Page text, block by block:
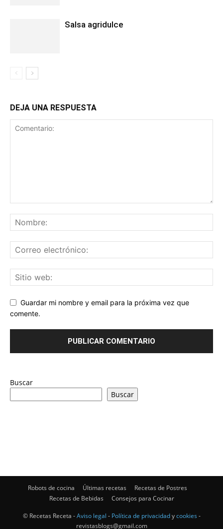
Salsa agridulce
DEJA UNA RESPUESTA
Guardar mi nombre y email para la próxima vez que
comente.
Buscar
Buscar
Robots de cocina Últimas recetas
Recetas de Postres
Recetas de Bebidas
Consejos para Cocinar
© Recetas Receta -Aviso legal - Política de privacidadycookies -
revistasblogs@gmail.com